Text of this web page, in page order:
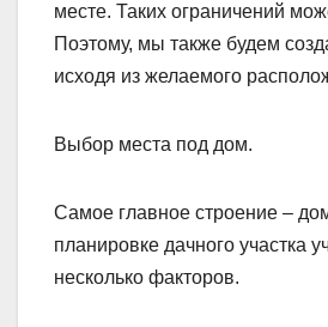
месте. Таких ограничений
Поэтому, мы также будем
исходя из желаемого
Выбор места под дом.
Самое главное строение –
планировке дачного участка
несколько факторов.